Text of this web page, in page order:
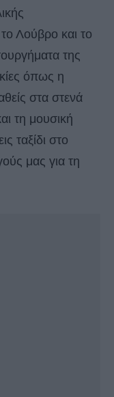
Λούβρο και το
της
όπως η
στα στενά
τη μουσική
ταξίδι στο
μας για τη